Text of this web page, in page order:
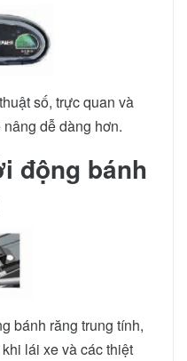
số, trực quan và
dễ dàng hơn.
động bánh
bánh răng trung tính,
lái xe và các thiệt